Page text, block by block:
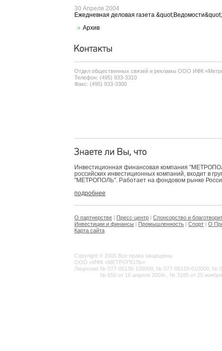
30 Апреля 2004
Ежедневная деловая газета &quot;Ведомости&quot;
Архив
Отдел общественных связей и рекламы ООО ИФК
Телефон: (495) 933-3310
Факс: (495) 933-3300
Инвестиционная финансовая компания
российских инвестиционных компаний, входит в
"МЕТРОПОЛЬ". Работает на фондовом рынке
подробнее
О партнерстве | Пресс-центр | Спонсорство и
Инвестиции и финансы | Промышленность | Спорт | О
Карта сайта
Copyright © 2005 Все права защищены
ООО «ИФК «МЕТРОПОЛЬ»
Лицензии: № 077-06136-100000, № 077-06159-010000, №
№ 650 от 16 апреля 2004г., № 3185 от 25